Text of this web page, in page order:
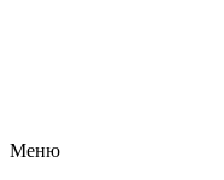
Меню